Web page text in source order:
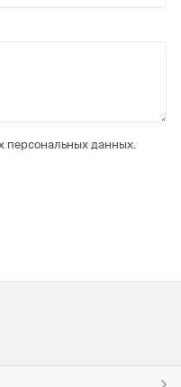
персональных данных.